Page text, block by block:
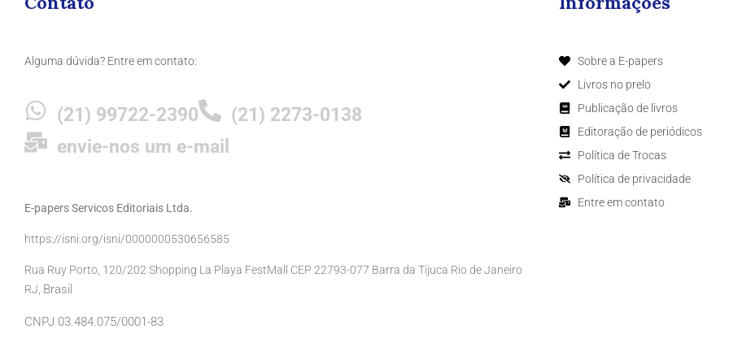
Alguma dúvida? Entre em contato:
(21) 99722-2390
(21) 2273-0138
envie-nos um e-mail
E-papers Servicos Editoriais Ltda.
https://isni.org/isni/0000000530656585
Rua Ruy Porto, 120/202 Shopping La Playa FestMall CEP 22793-077 Barra da Tijuca Rio de Janeiro
RJ, Brasil
CNPJ 03.484.075/0001-83
Sobre a E-papers
Livros no prelo
Publicação de livros
Editoração de periódicos
Política de Trocas
Política de privacidade
Entre em contato